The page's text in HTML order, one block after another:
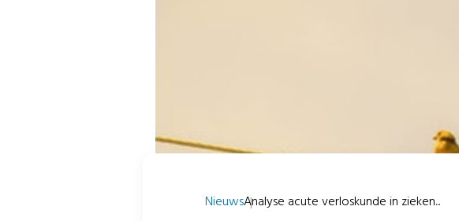
NieuwsAnalyse acute verloskunde in zieken...